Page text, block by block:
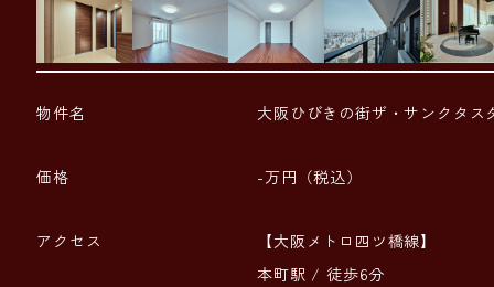
物件名 大阪ひびきの街ザ・サンクタス
価格 -万円（税込）
アクセス
【大阪メトロ四ツ橋線】
本町駅 / 徒歩6分